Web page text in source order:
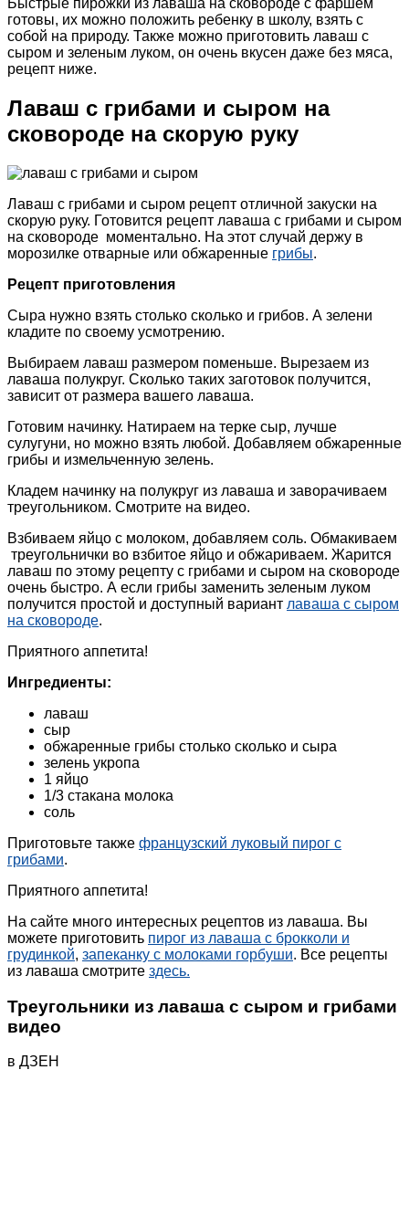
Быстрые пирожки из лаваша на сковороде с фаршем
готовы, их можно положить ребенку в школу, взять с
собой на природу. Также можно приготовить лаваш с
сыром и зеленым луком, он очень вкусен даже без мяса,
рецепт ниже.
Лаваш с грибами и сыром на
сковороде на скорую руку
Лаваш с грибами и сыром рецепт отличной закуски на
скорую руку. Готовится рецепт лаваша с грибами и сыром
на сковороде моментально. На этот случай держу в
морозилке отварные или обжаренные грибы.
Рецепт приготовления
Сыра нужно взять столько сколько и грибов. А зелени
кладите по своему усмотрению.
Выбираем лаваш размером поменьше. Вырезаем из
лаваша полукруг. Сколько таких заготовок получится,
зависит от размера вашего лаваша.
Готовим начинку. Натираем на терке сыр, лучше
сулугуни, но можно взять любой. Добавляем обжаренные
грибы и измельченную зелень.
Кладем начинку на полукруг из лаваша и заворачиваем
треугольником. Смотрите на видео.
Взбиваем яйцо с молоком, добавляем соль. Обмакиваем
треугольнички во взбитое яйцо и обжариваем. Жарится
лаваш по этому рецепту с грибами и сыром на сковороде
очень быстро. А если грибы заменить зеленым луком
получится простой и доступный вариант лаваша с сыром
на сковороде.
Приятного аппетита!
Ингредиенты:
лаваш
сыр
обжаренные грибы столько сколько и сыра
зелень укропа
1 яйцо
1/3 стакана молока
соль
Приготовьте также французский луковый пирог с
грибами.
Приятного аппетита!
На сайте много интересных рецептов из лаваша. Вы
можете приготовить пирог из лаваша с брокколи и
грудинкой, запеканку с молоками горбуши. Все рецепты
из лаваша смотрите здесь.
Треугольники из лаваша с сыром и грибами
видео
в ДЗЕН